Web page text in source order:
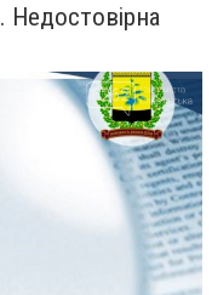
Недостовірна